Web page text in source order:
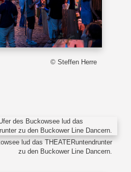
© Steffen Herre
lud das THEATERuntendrunter
zu den Buckower Line Dancern.